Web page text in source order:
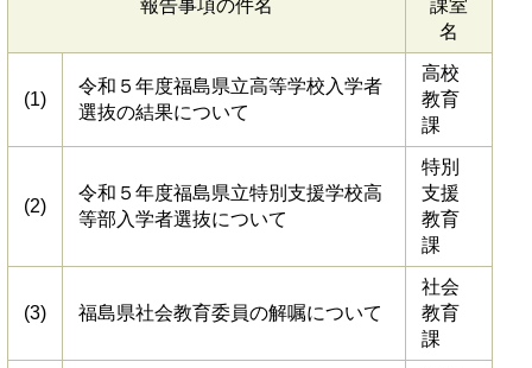
報告事項の件名
課室
名
(1)
令和５年度福島県立高等学校入学者
選抜の結果について
高校
教育
課
(2)
令和５年度福島県立特別支援学校高
等部入学者選抜について
特別
支援
教育
課
(3) 福島県社会教育委員の解嘱について
社会
教育
課